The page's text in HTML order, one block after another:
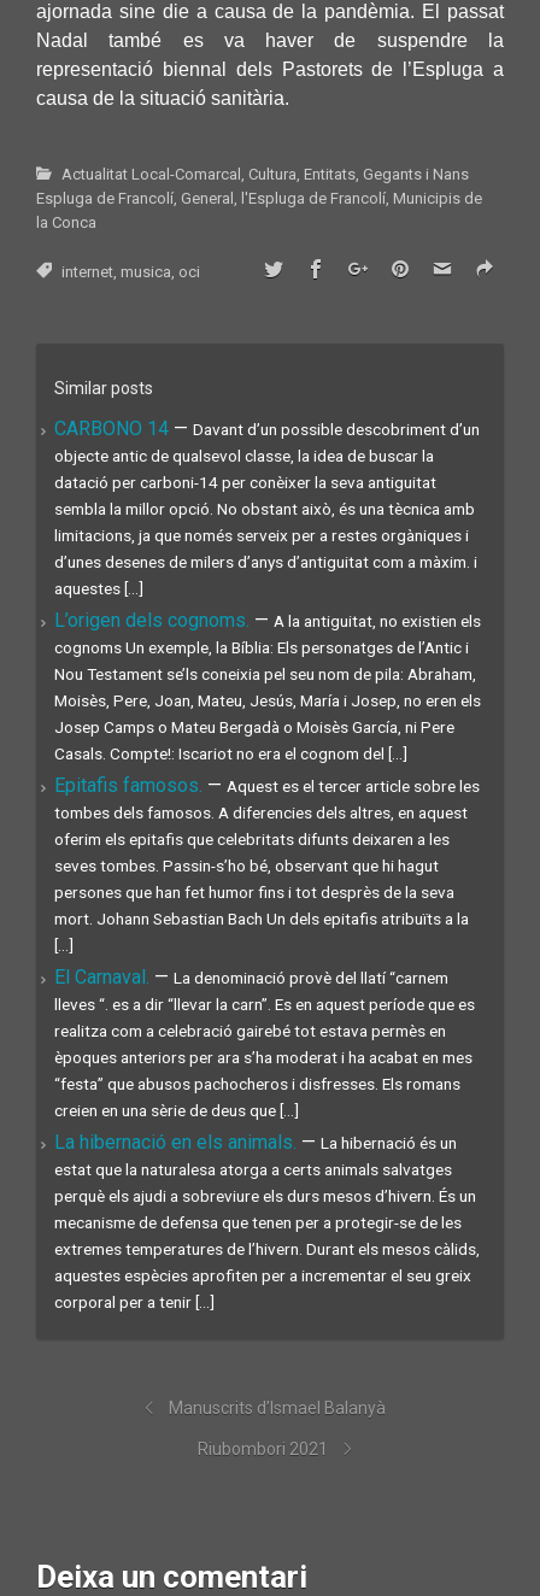
ajornada sine die a causa de la pandèmia. El passat
Nadal també es va haver de suspendre la
representació biennal dels Pastorets de l’Espluga a
causa de la situació sanitària.
Actualitat Local-Comarcal Cultura Entitats Gegants i Nans
Espluga de Francolí General l'Espluga de Francolí Municipis de
la Conca
internet musica oci
Similar posts
CARBONO 14 — Davant d’un possible descobriment d’un
objecte antic de qualsevol classe, la idea de buscar la
datació per carboni-14 per conèixer la seva antiguitat
sembla la millor opció. No obstant això, és una tècnica amb
limitacions, ja que només serveix per a restes orgàniques i
d’unes desenes de milers d’anys d’antiguitat com a màxim. i
aquestes [...]
L’origen dels cognoms. — A la antiguitat, no existien els
cognoms Un exemple, la Bíblia: Els personatges de l’Antic i
Nou Testament se’ls coneixia pel seu nom de pila: Abraham,
Moisès, Pere, Joan, Mateu, Jesús, María i Josep, no eren els
Josep Camps o Mateu Bergadà o Moisès García, ni Pere
Casals. Compte!: Iscariot no era el cognom del [...]
Epitafis famosos. — Aquest es el tercer article sobre les
tombes dels famosos. A diferencies dels altres, en aquest
oferim els epitafis que celebritats difunts deixaren a les
seves tombes. Passin-s’ho bé, observant que hi hagut
persones que han fet humor fins i tot desprès de la seva
mort. Johann Sebastian Bach Un dels epitafis atribuïts a la
[...]
El Carnaval. — La denominació provè del llatí “carnem
lleves “. es a dir “llevar la carn”. Es en aquest període que es
realitza com a celebració gairebé tot estava permès en
èpoques anteriors per ara s’ha moderat i ha acabat en mes
“festa” que abusos pachocheros i disfresses. Els romans
creien en una sèrie de deus que [...]
La hibernació en els animals. — La hibernació és un
estat que la naturalesa atorga a certs animals salvatges
perquè els ajudi a sobreviure els durs mesos d’hivern. És un
mecanisme de defensa que tenen per a protegir-se de les
extremes temperatures de l’hivern. Durant els mesos càlids,
aquestes espècies aprofiten per a incrementar el seu greix
corporal per a tenir [...]
Manuscrits d’Ismael Balanyà
Riubombori 2021
Deixa un comentari